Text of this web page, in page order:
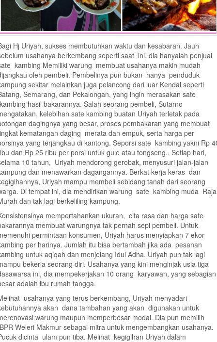
Hj Uriyah, sukses membutuhkan waktu dan kesabaran. Jauh
usahanya berkembang seperti saat ini, dia hanyalah penjual
kambing Memiliki warung membuat usahanya makin mudah
oleh pembeli. Pembelinya pun bukan hanya penduduk
sekitar melainkan juga pelancong dari luar Kendal seperti
Semarang, dan Pekalongan, yang ingin merasakan sate
hasil bakarannya. Salah seorang pembeli, Sutarno
kelebihan sate kambing buatan Uriyah terletak pada
dagingnya yang besar, proses pembakaran yang membuat
kematangan daging merata dan empuk, serta harga per
yang terjangkau di kantong. Seporsi sate kambing yakni Rp
dan Rp 25 ribu per porsi untuk gule atau tongseng.. Setiap hari,
10 tahun, Uriyah mendorong gerobak, menyusuri jalan-jalan
dan menawarkan dagangannya. Berkat kerja keras dan
Uriyah mampu membeli sebidang tanah dari seorang
Di tempat ini, dia mendirikan warung sate kambing muda Raja
dan tak lagi berkeliling kampung.
mempertahankan ukuran, cita rasa dan harga sate
membuat warungnya tak pernah sepi pembeli. Untuk
permintaan konsumen, Uriyah harus menyiapkan 7 ekor
per harinya. Jumlah itu bisa bertambah jika ada pesanan
untuk aqiqah dan menjelang Idul Adha. Uriyah pun tak lagi
bekerja seorang diri. Usahanya yang kini menginjak usia tiga
ini, dia mempekerjakan 10 orang karyawan, yang sebagian
adalah ibu rumah tangga.
usahanya yang terus berkembang, Uriyah menyadari
akan dana tambahan yang akan digunakan untuk
warung maupun memperbesar modal. Dia pun memilih
Weleri Makmur sebagai mitra untuk mengembangkan usahanya.
dicinta ulam pun tiba. Melihat kegigihan Uriyah dalam